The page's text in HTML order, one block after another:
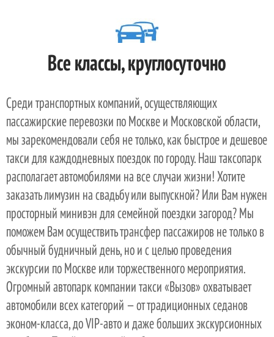
Все классы, круглосуточно
Среди транспортных компаний, осуществляющих
пассажирские перевозки по Москве и Московской области,
мы зарекомендовали себя не только, как быстрое и дешевое
такси для каждодневных поездок по городу. Наш таксопарк
располагает автомобилями на все случаи жизни! Хотите
заказать лимузин на свадьбу или выпускной? Или Вам нужен
просторный минивэн для семейной поездки загород? Мы
поможем Вам осуществить трансфер пассажиров не только в
обычный будничный день, но и с целью проведения
экскурсии по Москве или торжественного мероприятия.
Огромный автопарк компании такси «Вызов» охватывает
автомобили всех категорий — от традиционных седанов
эконом-класса, до VIP-авто и даже больших экскурсионных